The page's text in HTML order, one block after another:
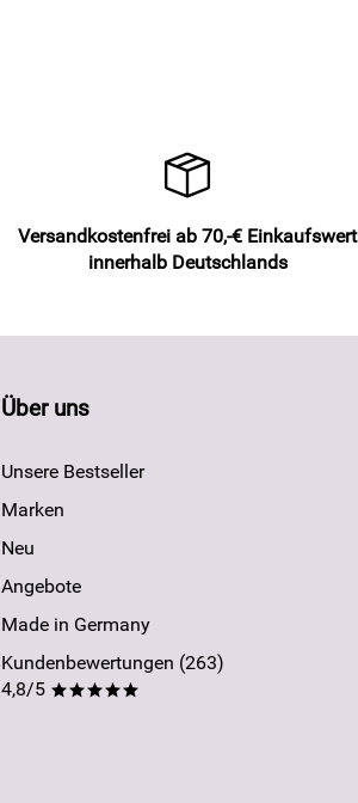
Versandkostenfrei ab 70,-€ Einkaufswert
innerhalb Deutschlands
Über uns
Unsere Bestseller
Marken
Neu
Angebote
Made in Germany
Kundenbewertungen (263)
4,8/5 *****